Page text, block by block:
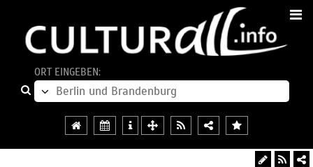
ORT EINGEBEN: